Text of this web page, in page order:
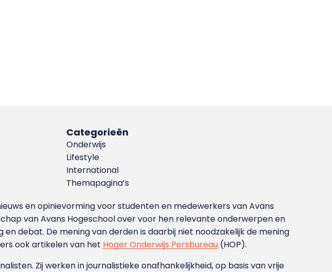
Categorieën
Onderwijs
Lifestyle
International
Themapagina’s
en opinievorming voor studenten en medewerkers van Avans
van Avans Hogeschool over voor hen relevante onderwerpen en
debat. De mening van derden is daarbij niet noodzakelijk de mening
ook artikelen van het Hoger Onderwijs Persbureau (HOP).
Zij werken in journalistieke onafhankelijkheid, op basis van vrije